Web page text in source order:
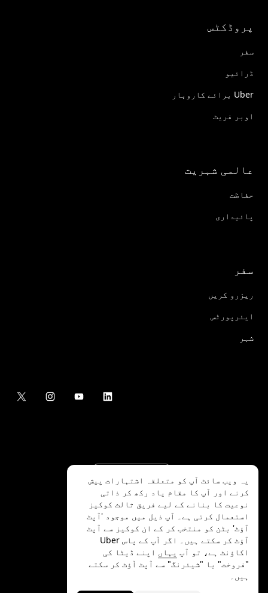
پروڈکٹس
سفر
ڈرائیو
Uber برائے کاروبار
اوبر فریٹ
عالمی شہریت
حفاظت
پائیداری
سفر
ریزرو کریں
ایئرپورٹس
شہر
©
2026
.Uber Technologies Inc
یہ ویب سائٹ آپ کو متعلقہ اشتہارات پیش
کرنے اور آپ کا مقام یاد رکھ کر ذاتی
نوعیت کا بنانے کے لیے فریق ثالث کوکیز
استعمال کرتی ہے۔ آپ ذیل میں موجود 'آپٹ
آؤٹ' بٹن کو منتخب کر کے ان کوکیز سے آپٹ
آؤٹ کر سکتے ہیں۔ اگر آپ کے پاس Uber
اکاؤنٹ ہے، تو آپ یہاں اپنے ڈیٹا کی
"فروخت" یا "شیئرنگ" سے آپٹ آؤٹ کر سکتے
ہیں۔